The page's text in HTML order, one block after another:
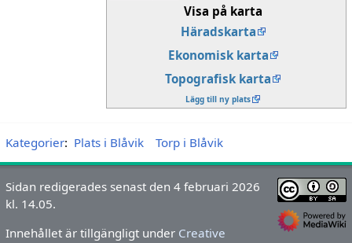
Visa på karta
Häradskarta
Ekonomisk karta
Topografisk karta
Lägg till ny plats
Kategorier: Plats i Blåvik Torp i Blåvik
Sidan redigerades senast den 4 februari 2026
kl. 14.05.
Innehållet är tillgängligt under Creative